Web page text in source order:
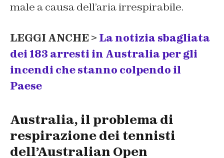
male a causa dell’aria irrespirabile.
LEGGI ANCHE > La notizia sbagliata
dei 183 arresti in Australia per gli
incendi che stanno colpendo il
Paese
Australia, il problema di
respirazione dei tennisti
dell’Australian Open